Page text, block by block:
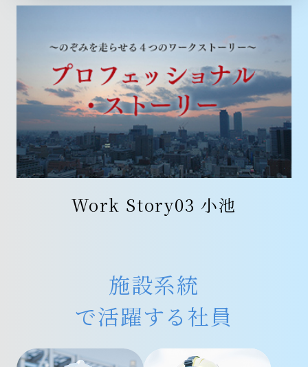
Work Story03 小池
施設系統
で活躍する社員